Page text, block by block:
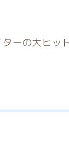
ーの大ヒッ